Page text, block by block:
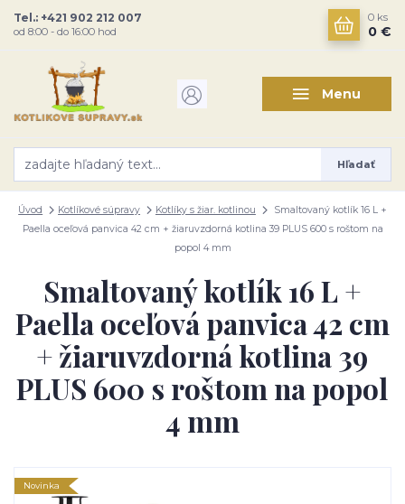
Menu
Hľadať
Tel.: +421 902 212 007
od 8:00 - do 16:00 hod
0 ks
0 €
Úvod Kotlíkové súpravy Kotlíky s žiar. kotlinou
Smaltovaný kotlík 16 L +
Paella oceľová panvica 42 cm + žiaruvzdorná kotlina 39 PLUS 600 s roštom na
popol 4 mm
Smaltovaný kotlík 16 L +
Paella oceľová panvica 42 cm
+ žiaruvzdorná kotlina 39
PLUS 600 s roštom na popol
4 mm
Novinka